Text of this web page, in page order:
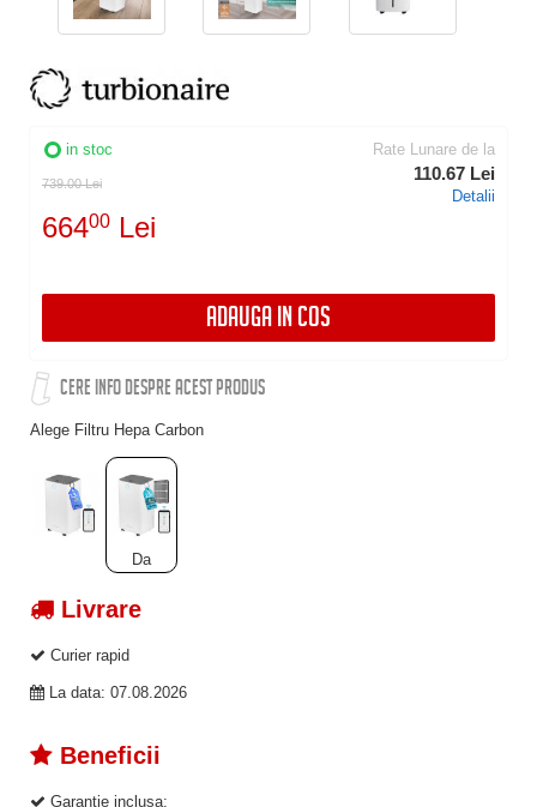
in stoc
739.00 Lei
66400 Lei
Rate Lunare de la
110.67 Lei
Detalii
ADAUGA IN COS
CERE INFO DESPRE ACEST PRODUS
Alege Filtru Hepa Carbon
Da
Livrare
Curier rapid
La data: 07.08.2026
Beneficii
Garantie inclusa: